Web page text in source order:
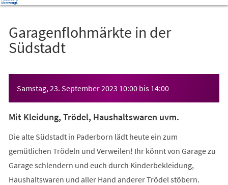
Garagenflohmärkte in der
Südstadt
Samstag, 23. September 2023 10:00 bis 14:00
Mit Kleidung, Trödel, Haushaltswaren uvm.
Die alte Südstadt in Paderborn lädt heute ein zum
gemütlichen Trödeln und Verweilen! Ihr könnt von Garage zu
Garage schlendern und euch durch Kinderbekleidung,
Haushaltswaren und aller Hand anderer Trödel stöbern.